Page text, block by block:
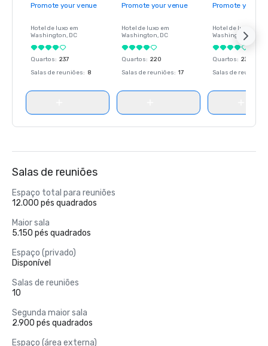
Promote your venue
Hotel de luxo em
Washington, DC
Quartos: 237
Salas de reuniões: 8
Promote your venue
Hotel de luxo em
Washington, DC
Quartos: 220
Salas de reuniões: 17
Promote your
Hotel de luxo em
Washington
Quartos: 237
Salas de reuniões
Salas de reuniões
Espaço total para reuniões
12.000 pés quadrados
Maior sala
5.150 pés quadrados
Espaço (privado)
Disponível
Salas de reuniões
10
Segunda maior sala
2.900 pés quadrados
Espaço (área externa)